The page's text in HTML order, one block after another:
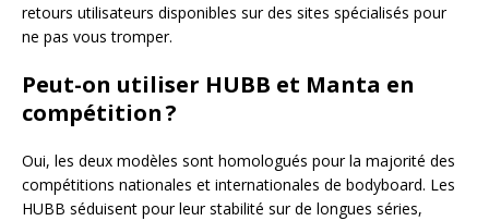
retours utilisateurs disponibles sur des sites spécialisés pour
ne pas vous tromper.
Peut-on utiliser HUBB et Manta en
compétition ?
Oui, les deux modèles sont homologués pour la majorité des
compétitions nationales et internationales de bodyboard. Les
HUBB séduisent pour leur stabilité sur de longues séries,